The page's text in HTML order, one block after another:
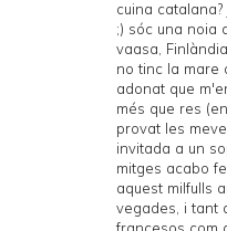
cuina
;) sóc una noia
vaasa,
no tinc la mare
adonat que
més que res
provat les
invitada a un
mitges acabo
aquest milfulls
vegades, i tant
francesos com